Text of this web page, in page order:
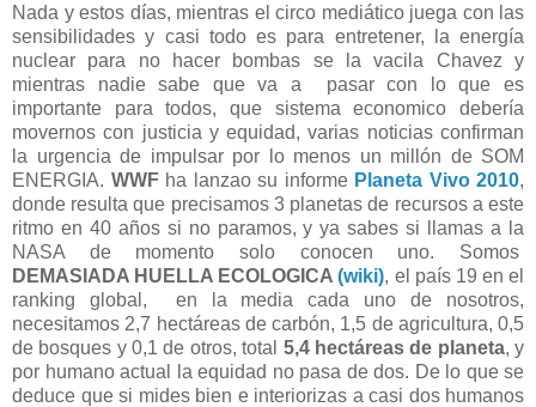
Nada y estos días, mientras el circo mediático juega con las
sensibilidades y casi todo es para entretener, la energía
nuclear para no hacer bombas se la vacila Chavez y
mientras nadie sabe que va a pasar con lo que es
importante para todos, que sistema economico debería
movernos con justicia y equidad, varias noticias confirman
la urgencia de impulsar por lo menos un millón de SOM
ENERGIA. WWFha lanzao su informe Planeta Vivo 2010,
donde resulta que precisamos 3 planetas de recursos a este
ritmo en 40 años si no paramos, y ya sabes si llamas a la
NASA de momento solo conocen uno. Somos
DEMASIADA HUELLA ECOLOGICA(wiki), el país 19 en el
ranking global, en la media cada uno de nosotros,
necesitamos 2,7 hectáreas de carbón, 1,5 de agricultura, 0,5
de bosques y 0,1 de otros, total 5,4 hectáreas de planeta, y
por humano actual la equidad no pasa de dos. De lo que se
deduce que si mides bien e interiorizas a casi dos humanos